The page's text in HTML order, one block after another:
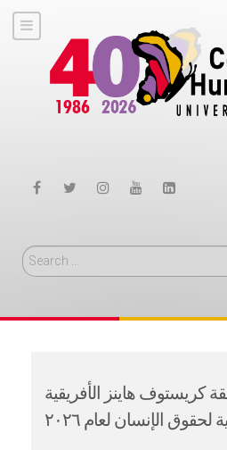
Search
كريستوف هاينز الأفريقية
الإنسان لعام ٢٠٢٦